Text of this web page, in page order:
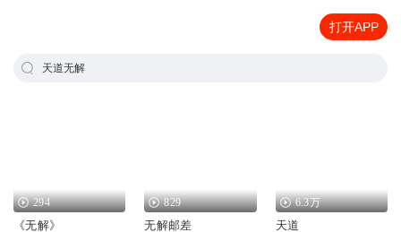
打开APP
天道无解
294
《无解》
829
无解邮差
6.3万
天道